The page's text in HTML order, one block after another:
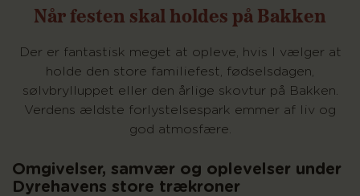
Når festen skal holdes på Bakken
Der er fantastisk meget at opleve, hvis I vælger at
holde den store familiefest, fødselsdagen,
sølvbrylluppet eller den årlige skovtur på Bakken.
Verdens ældste forlystelsespark emmer af liv og
god atmosfære.
Omgivelser, samvær og oplevelser under
Dyrehavens store trækroner